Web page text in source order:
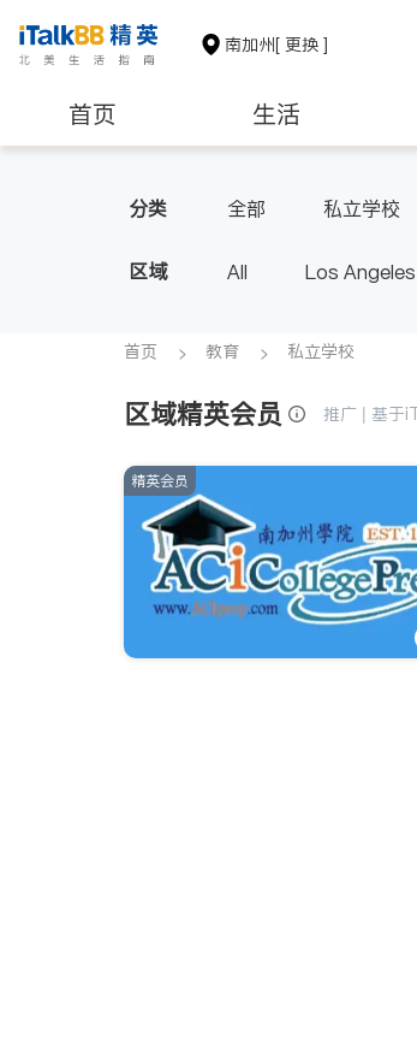
南加州[ 更换 ]
首页 生活
分类 全部 私立学校
区域 All Los Angeles
Inyo & San Bernardino
首页 教育 私立学校
区域精英会员 推广 | 基于
精英会员